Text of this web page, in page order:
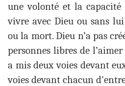
une volonté et la
vivre avec Dieu ou sans
ou la mort. Dieu n’a pas
personnes libres de
a mis deux voies devant
voies devant chacun